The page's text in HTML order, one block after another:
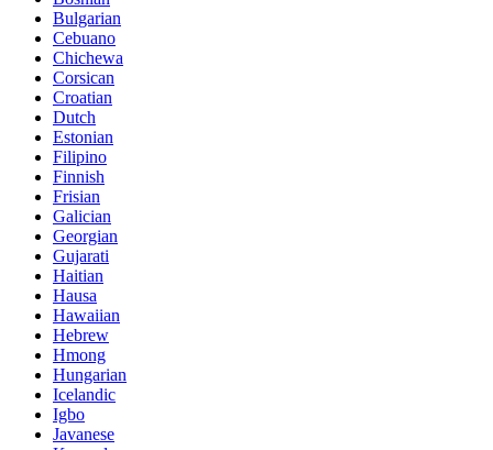
Bulgarian
Cebuano
Chichewa
Corsican
Croatian
Dutch
Estonian
Filipino
Finnish
Frisian
Galician
Georgian
Gujarati
Haitian
Hausa
Hawaiian
Hebrew
Hmong
Hungarian
Icelandic
Igbo
Javanese